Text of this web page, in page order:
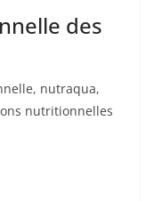
des
nutraqua,
nutritionnelles